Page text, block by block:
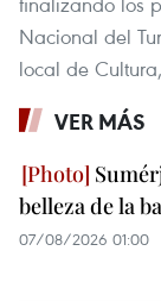
Nacional del
local de
VER MÁS
belleza de la
07/08/2026 01:00